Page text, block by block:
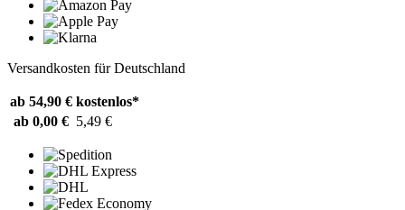
Versandkosten für Deutschland
ab 54,90 € kostenlos*
ab 0,00 € 5,49 €